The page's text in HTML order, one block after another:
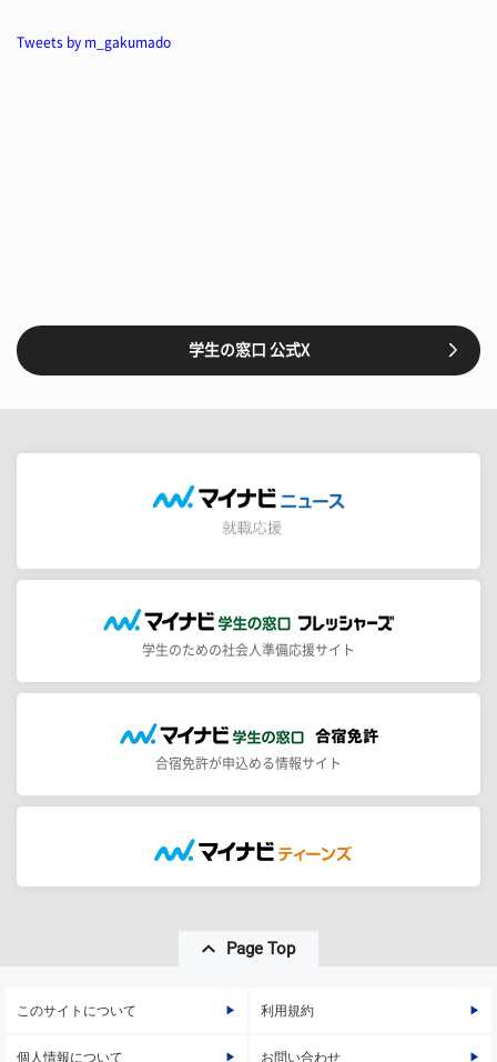
Tweets by m_gakumado
学生の窓口 公式X
学生のための社会人準備応援サイト
合宿免許が申込める情報サイト
Page Top
このサイトについて 利用規約
個人情報について お問い合わせ